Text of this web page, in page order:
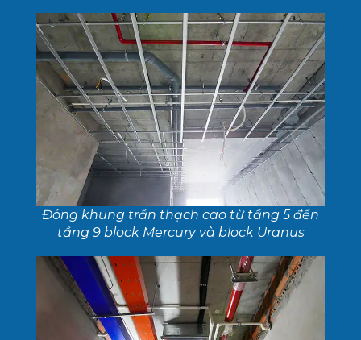
Đóng khung trần thạch cao từ tầng 5 đến
tầng 9 block Mercury và block Uranus